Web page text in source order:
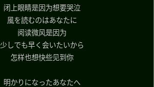
闭上眼睛是因为想要哭泣
風を読むのはあなたに
阅读微风是因为
少しでも早く会いたいから
怎样也想快些见到你
明かりになったあなたへ